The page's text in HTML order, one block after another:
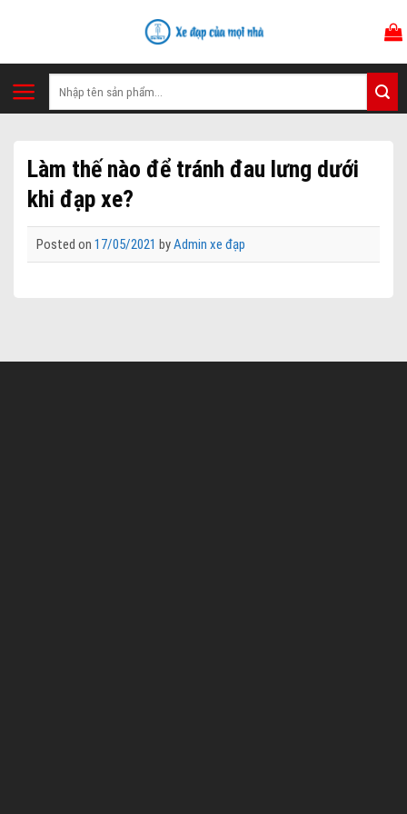
Tìm
kiếm:
Làm thế nào để tránh đau lưng dưới
khi đạp xe?
Posted on 17/05/2021 byAdmin xe đạp